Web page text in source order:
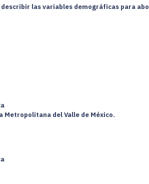
las variables demográficas para
Metropolitana del Valle de México.